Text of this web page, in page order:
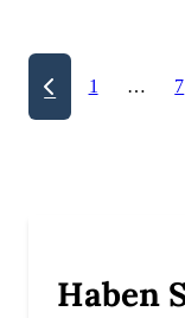
1 … 7
Haben